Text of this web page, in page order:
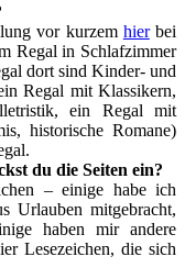
vor kurzem hierbei
Regal in Schlafzimmer
dort sind Kinder- und
Regal mit Klassikern,
ein Regal mit
historische Romane)
du die Seiten ein?
– einige habe ich
Urlauben mitgebracht,
haben mir andere
Lesezeichen, die sich